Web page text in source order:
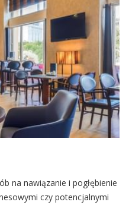
na nawiązanie i pogłębienie
czy potencjalnymi